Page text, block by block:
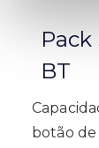
BT
botão